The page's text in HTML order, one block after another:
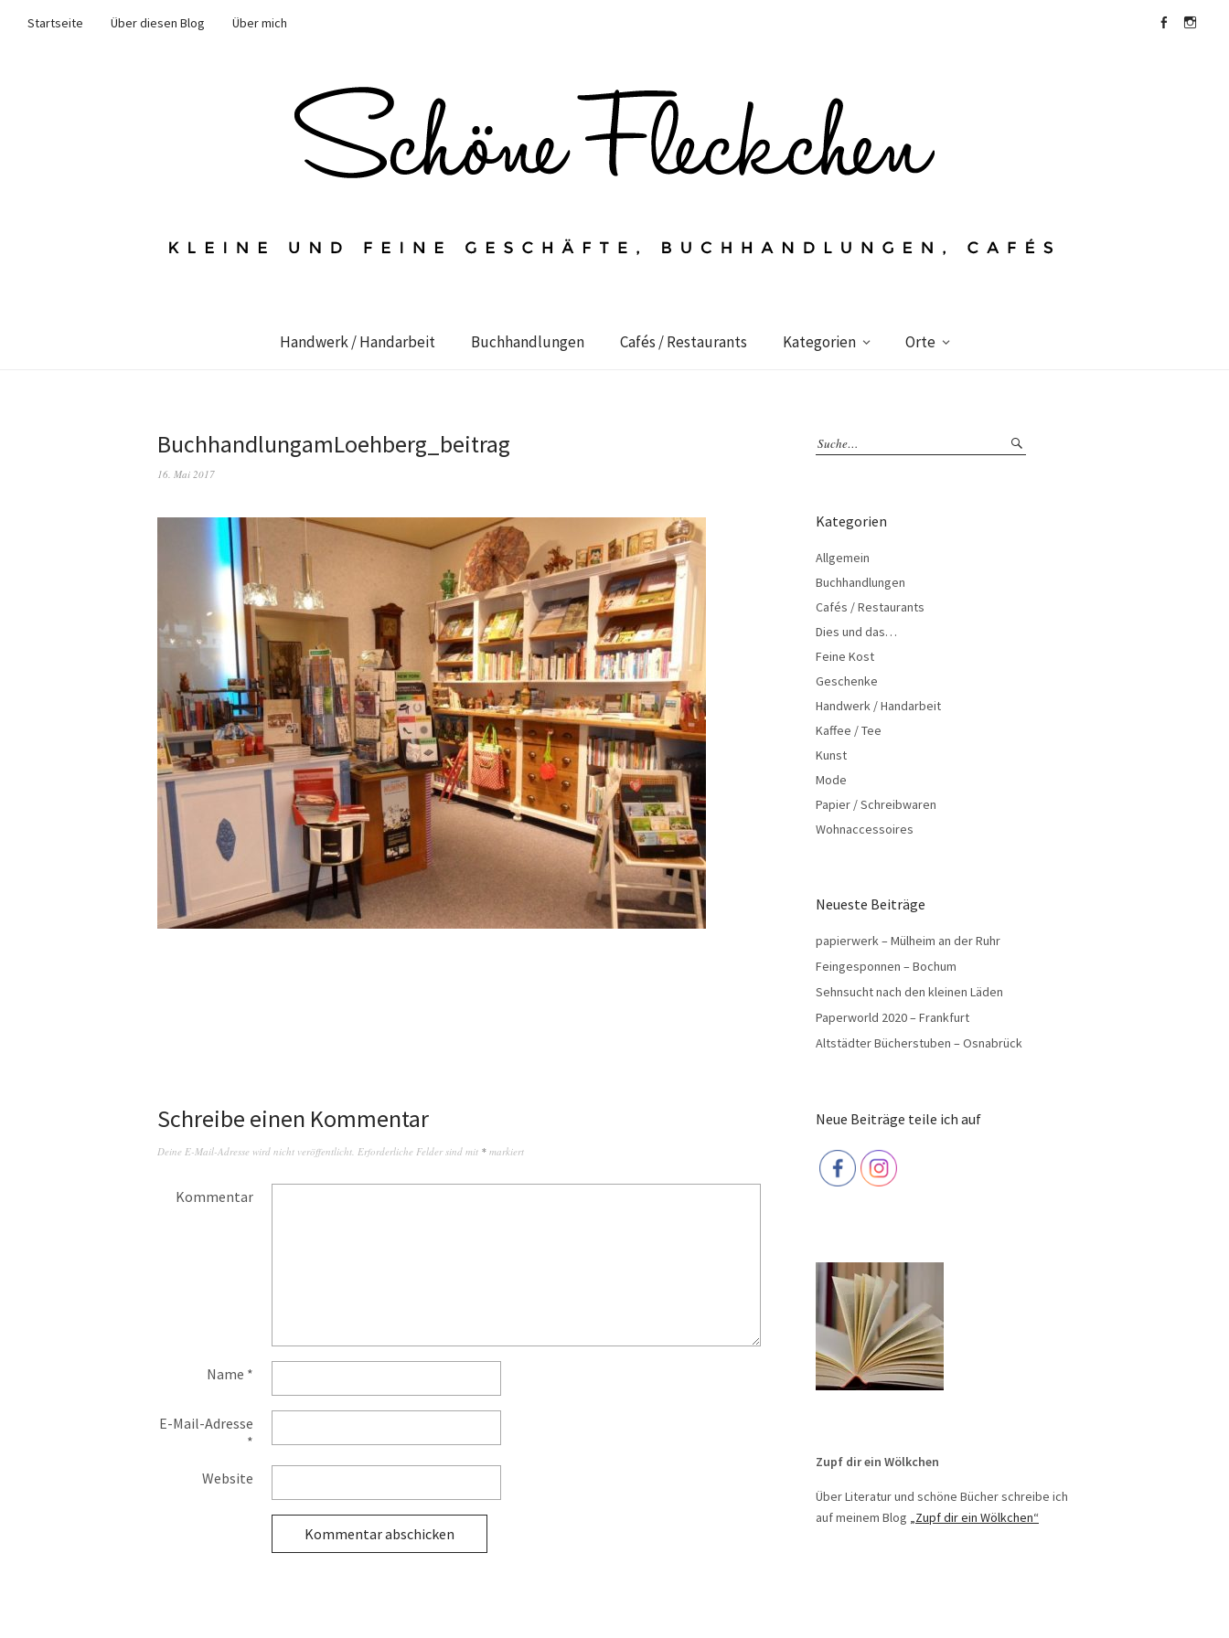
Startseite Über diesen Blog
Über mich
Handwerk / Handarbeit Buchhandlungen Cafés / Restaurants Kategorien Orte
BuchhandlungamLoehberg_beitrag
16. Mai 2017
Schreibe einen Kommentar
Deine E-Mail-Adresse wird nicht veröffentlicht. Erforderliche Felder sind mit * markiert
Kommentar
Name *
E-Mail-Adresse
*
Website
Kategorien
Allgemein
Buchhandlungen
Cafés / Restaurants
Dies und das…
Feine Kost
Geschenke
Handwerk / Handarbeit
Kaffee / Tee
Kunst
Mode
Papier / Schreibwaren
Wohnaccessoires
Neueste Beiträge
papierwerk – Mülheim an der Ruhr
Feingesponnen – Bochum
Sehnsucht nach den kleinen Läden
Paperworld 2020 – Frankfurt
Altstädter Bücherstuben – Osnabrück
Neue Beiträge teile ich auf
Zupf dir ein Wölkchen
Über Literatur und schöne Bücher schreibe ich
auf meinem Blog
„Zupf dir ein Wölkchen“